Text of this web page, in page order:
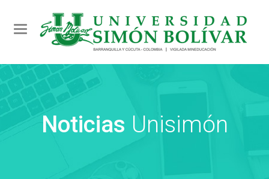
Toggle navigation
Noticias Unisimón